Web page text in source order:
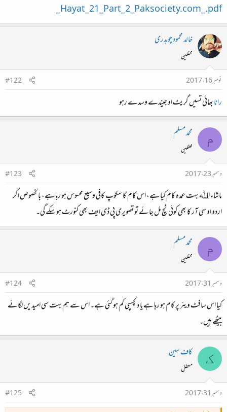
_Hayat_21_Part_2_Paksociety.com_.pdf
خالد محمود چوہدری
محفلین
نومبر 16، 2017
#122
رانابھائی تسیں گریٹ او جیندے وسدے رہو
م محمد مسلم
محفلین
دسمبر 23، 2017
#123
ماشاء اﷲ بہت عمدہ کام کیا ہے، اس کام کا سکوپ کافی وسیع محسوس ہو رہا ہے، بالخصوص اگر
اردو او سی آر کا بھی کوئی ٹچ مل جائے تو تصویری پی ڈی ایف بھی کنورٹ ہو سکے گی۔
م محمد مسلم
محفلین
دسمبر 31، 2017
#124
کیا اس سافٹ ویئر پر کام ہو رہا ہے یا دلچسپی کم ہو گئی ہے۔ اس سے ہم بہت سی امیدیں لگائے
بیٹھے ہیں۔
ک کاف سین
معطل
دسمبر 31، 2017
#125